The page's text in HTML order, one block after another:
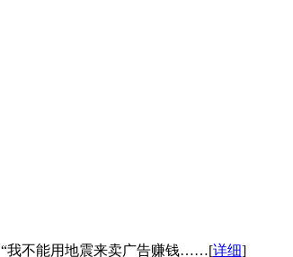
“我不能用地震来卖广告赚钱……[详细]